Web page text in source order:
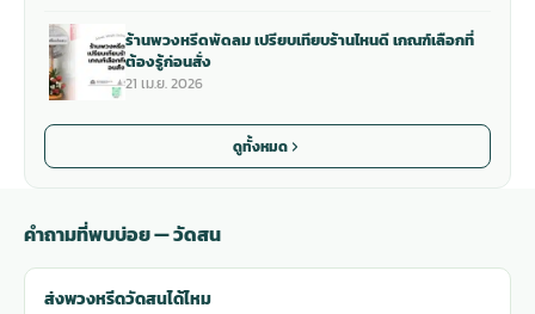
ร้านพวงหรีดพัดลม เปรียบเทียบร้านไหนดี เกณฑ์เลือกที่
ต้องรู้ก่อนสั่ง
21 เม.ย. 2026
ดูทั้งหมด
คำถามที่พบบ่อย — วัดสน
ส่งพวงหรีดวัดสนได้ไหม